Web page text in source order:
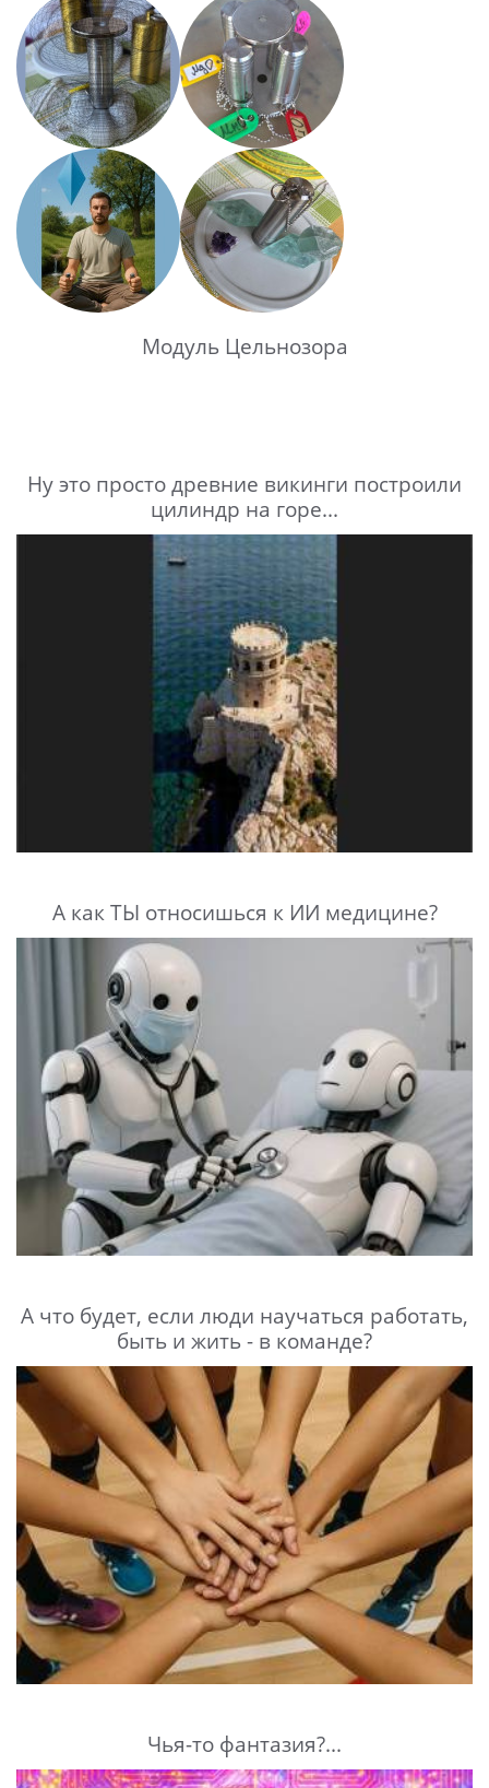
Модуль Цельнозора
Ну это просто древние викинги построили
цилиндр на горе...
А как ТЫ относишься к ИИ медицине?
А что будет, если люди научаться работать,
быть и жить - в команде?
Чья-то фантазия?...